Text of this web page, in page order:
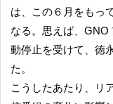
は、この６月をもっ
なる。思えば、GNO
動停止を受けて、徳
た。
こうしたあたり、リ